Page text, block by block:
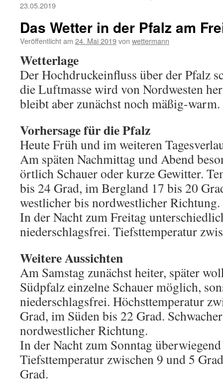
23.05.2019
Das Wetter in der Pfalz am
Veröffentlicht am 24. Mai 2019von wettermann
Wetterlage
Der Hochdruckeinfluss über der Pfalz
die Luftmasse wird von Nordwesten
bleibt aber zunächst noch mäßig-warm.
Vorhersage für die Pfalz
Heute Früh und im weiteren
Am späten Nachmittag und Abend
örtlich Schauer oder kurze Gewitter.
bis 24 Grad, im Bergland 17 bis 20
westlicher bis nordwestlicher Richtung.
In der Nacht zum Freitag
niederschlagsfrei. Tiefsttemperatur
Weitere Aussichten
Am Samstag zunächst heiter, später
Südpfalz einzelne Schauer möglich,
niederschlagsfrei. Höchsttemperatur
Grad, im Süden bis 22 Grad.
nordwestlicher Richtung.
In der Nacht zum Sonntag
Tiefsttemperatur zwischen 9 und 5
Grad.